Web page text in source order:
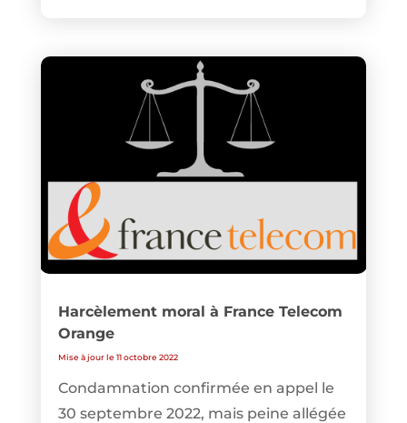
Harcèlement moral à France Telecom
Orange
Mise à jour le 11 octobre 2022
Condamnation confirmée en appel le
30 septembre 2022, mais peine allégée